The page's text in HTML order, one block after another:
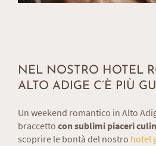
NEL NOSTRO HOTEL
ALTO ADIGE C’È PIÙ
Un weekend romantico in Alto
braccetto con sublimi piaceri
scoprire le bontà del nostro hotel